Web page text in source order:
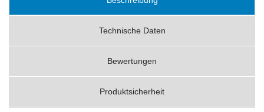
Technische Daten
Bewertungen
Produktsicherheit